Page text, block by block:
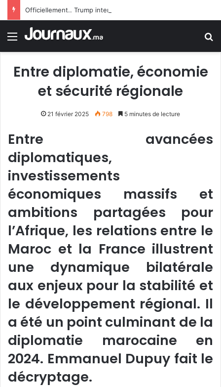
Menu
Entre diplomatie, économie
et sécurité régionale
21 février 2025 798 5 minutes de lecture
Entre avancées
diplomatiques,
investissements
économiques massifs et
ambitions partagées pour
l’Afrique, les relations entre le
Maroc et la France illustrent
une dynamique bilatérale
aux enjeux pour la stabilité et
le développement régional. Il
a été un point culminant de la
diplomatie marocaine en
2024. Emmanuel Dupuy fait le
décryptage.